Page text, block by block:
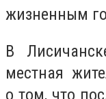
жизненным
В
местная
о том, что